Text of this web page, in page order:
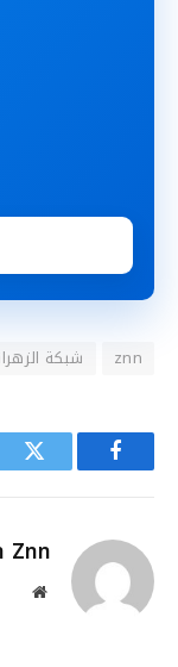
znn شبكة
فيسبوك
Znn
موقع